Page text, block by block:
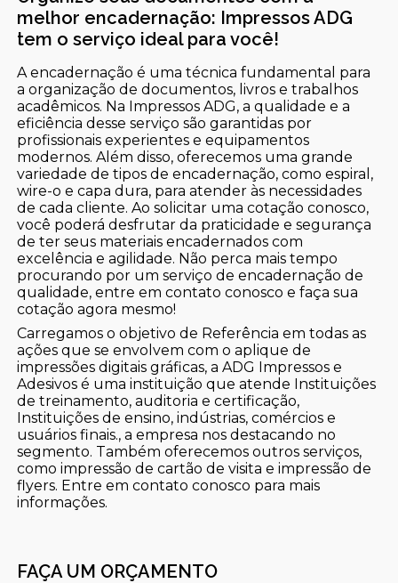
melhor encadernação: Impressos ADG
tem o serviço ideal para você!
A encadernação é uma técnica fundamental para
a organização de documentos, livros e trabalhos
acadêmicos. Na Impressos ADG, a qualidade e a
eficiência desse serviço são garantidas por
profissionais experientes e equipamentos
modernos. Além disso, oferecemos uma grande
variedade de tipos de encadernação, como espiral,
wire-o e capa dura, para atender às necessidades
de cada cliente. Ao solicitar uma cotação conosco,
você poderá desfrutar da praticidade e segurança
de ter seus materiais encadernados com
excelência e agilidade. Não perca mais tempo
procurando por um serviço de encadernação de
qualidade, entre em contato conosco e faça sua
cotação agora mesmo!
Carregamos o objetivo de Referência em todas as
ações que se envolvem com o aplique de
impressões digitais gráficas, a ADG Impressos e
Adesivos é uma instituição que atende Instituições
de treinamento, auditoria e certificação,
Instituições de ensino, indústrias, comércios e
usuários finais., a empresa nos destacando no
segmento. Também oferecemos outros serviços,
como impressão de cartão de visita e impressão de
flyers. Entre em contato conosco para mais
informações.
FAÇA UM ORÇAMENTO